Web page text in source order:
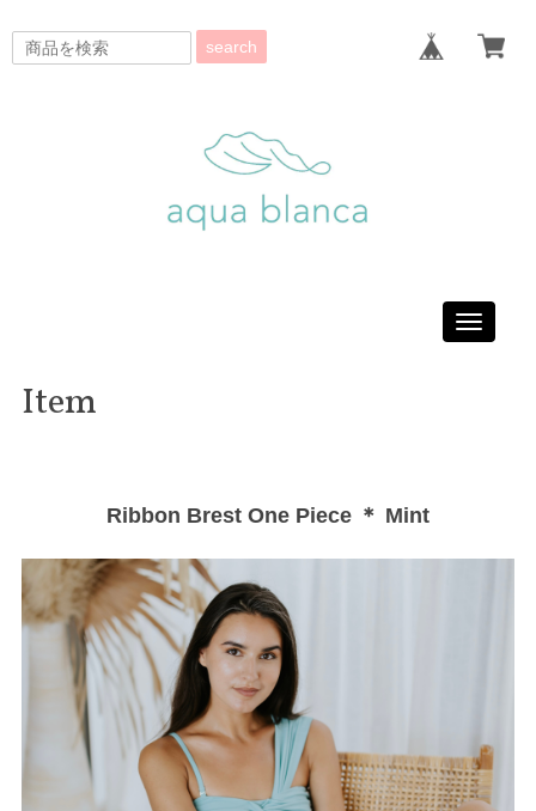
search
Toggle
Item
Ribbon Brest One Piece ＊ Mint